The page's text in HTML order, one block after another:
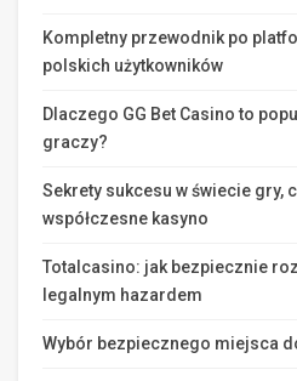
Kompletny przewodnik po
polskich użytkowników
Dlaczego GG Bet Casino to
graczy?
Sekrety sukcesu w świecie gry,
współczesne kasyno
Totalcasino: jak bezpiecznie
legalnym hazardem
Wybór bezpiecznego miejsca